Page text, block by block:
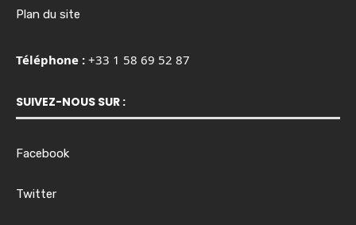
Plan du site
Téléphone : +33 1 58 69 52 87
SUIVEZ-NOUS SUR :
Facebook
Twitter